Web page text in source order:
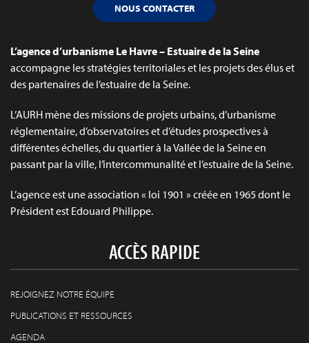
NOUS CONTACTER
L’agence d’urbanisme Le Havre – Estuaire de la Seine
accompagne les stratégies territoriales et les projets des élus et
des partenaires de l’estuaire de la Seine.
L’AURH mène des missions de projets urbains, d’urbanisme
réglementaire, d’observatoires et d’études prospectives à
différentes échelles, du quartier à la Vallée de la Seine en
passant par la ville, l’intercommunalité et l’estuaire de la Seine.
L’agence est une association « loi 1901 » créée en 1965 dont le
Président est Edouard Philippe.
ACCÈS RAPIDE
REJOIGNEZ NOTRE ÉQUIPE
PUBLICATIONS ET RESSOURCES
AGENDA